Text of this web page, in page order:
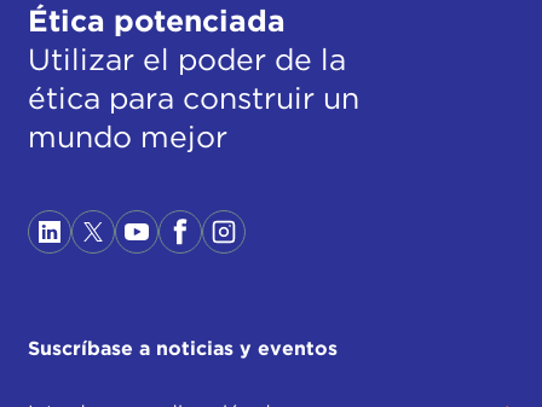
Ética potenciada
Utilizar el poder de la
ética para construir un
mundo mejor
Suscríbase a noticias y eventos